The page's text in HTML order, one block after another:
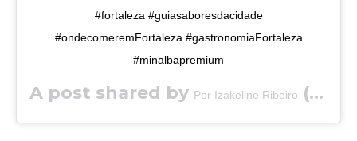
#fortaleza #guiasaboresdacidade
#ondecomeremFortaleza #gastronomiaFortaleza
#minalbapremium
A post shared by Por Izakeline Ribeiro (@saboresdacidade) on